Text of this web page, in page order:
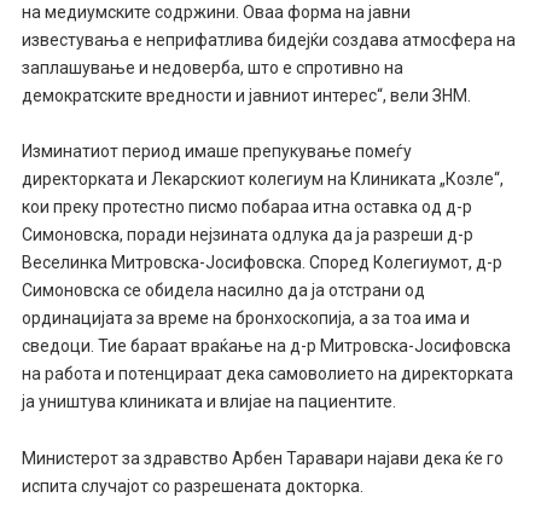
на медиумските содржини. Оваа форма на јавни
известувања е неприфатлива бидејќи создава атмосфера на
заплашување и недоверба, што е спротивно на
демократските вредности и јавниот интерес“, вели ЗНМ.
Изминатиот период имаше препукување помеѓу
директорката и Лекарскиот колегиум на Клиниката „Козле“,
кои преку протестно писмо побараа итна оставка од д-р
Симоновска, поради нејзината одлука да ја разреши д-р
Веселинка Митровска-Јосифовска. Според Колегиумот, д-р
Симоновска се обидела насилно да ја отстрани од
ординацијата за време на бронхоскопија, а за тоа има и
сведоци. Тие бараат враќање на д-р Митровска-Јосифовска
на работа и потенцираат дека самоволието на директорката
ја уништува клиниката и влијае на пациентите.
Министерот за здравство Арбен Таравари најави дека ќе го
испита случајот со разрешената докторка.